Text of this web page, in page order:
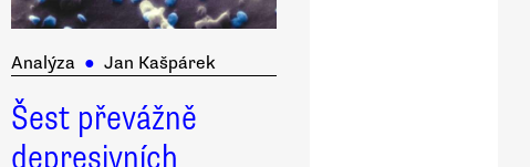
Analýza ● Jan Kašpárek
Šest převážně
depresivních